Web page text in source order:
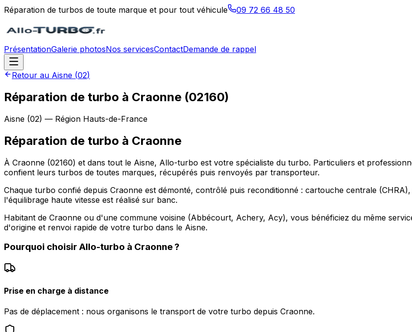
Réparation de turbos de toute marque et pour tout véhicule 09 72 66 48 50
PrésentationGalerie photosNos servicesContactDemande de rappel
Retour au Aisne (02)
Réparation de turbo à Craonne (02160)
Aisne (02) — Région Hauts-de-France
Réparation de turbo à Craonne
À Craonne (02160) et dans tout le Aisne, Allo-turbo est votre spécialiste du turbo. Particuliers et
confient leurs turbos de toutes marques, récupérés puis renvoyés par transporteur.
Chaque turbo confié depuis Craonne est démonté, contrôlé puis reconditionné : cartouche centrale
l'équilibrage haute vitesse est réalisé sur banc.
Habitant de Craonne ou d'une commune voisine (Abbécourt, Achery, Acy), vous bénéficiez du même
d'origine et renvoi rapide de votre turbo dans le Aisne.
Pourquoi choisir Allo-turbo à Craonne?
Prise en charge à distance
Pas de déplacement : nous organisons le transport de votre turbo depuis Craonne.